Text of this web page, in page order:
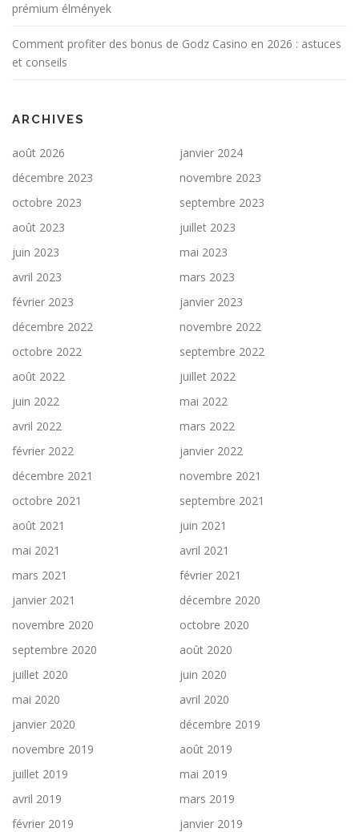
prémium élmények
Comment profiter des bonus de Godz Casino en 2026 : astuces
et conseils
ARCHIVES
août 2026
janvier 2024
décembre 2023
novembre 2023
octobre 2023
septembre 2023
août 2023
juillet 2023
juin 2023
mai 2023
avril 2023
mars 2023
février 2023
janvier 2023
décembre 2022
novembre 2022
octobre 2022
septembre 2022
août 2022
juillet 2022
juin 2022
mai 2022
avril 2022
mars 2022
février 2022
janvier 2022
décembre 2021
novembre 2021
octobre 2021
septembre 2021
août 2021
juin 2021
mai 2021
avril 2021
mars 2021
février 2021
janvier 2021
décembre 2020
novembre 2020
octobre 2020
septembre 2020
août 2020
juillet 2020
juin 2020
mai 2020
avril 2020
janvier 2020
décembre 2019
novembre 2019
août 2019
juillet 2019
mai 2019
avril 2019
mars 2019
février 2019
janvier 2019